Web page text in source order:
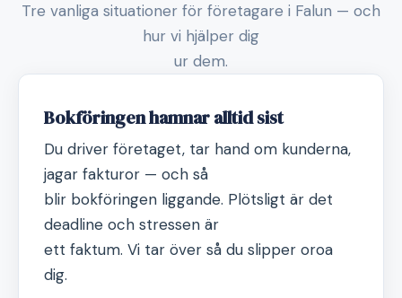
Tre vanliga situationer för företagare i Falun — och
hur vi hjälper dig
ur dem.
Bokföringen hamnar alltid sist
Du driver företaget, tar hand om kunderna,
jagar fakturor — och så
blir bokföringen liggande. Plötsligt är det
deadline och stressen är
ett faktum. Vi tar över så du slipper oroa
dig.